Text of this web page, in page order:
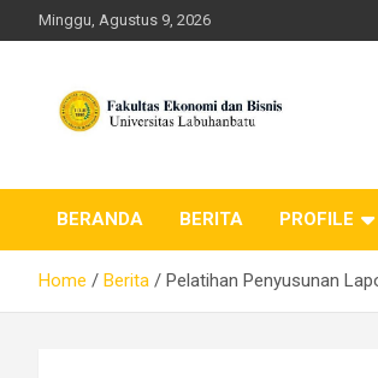
to
Minggu, Agustus 9, 2026
FEB ULB –
Labuhanbatu
BERANDA BERITA PROFILE
Home Berita Pelatihan Penyusunan